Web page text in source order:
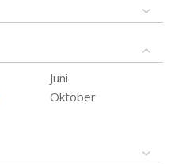
Juni
Oktober